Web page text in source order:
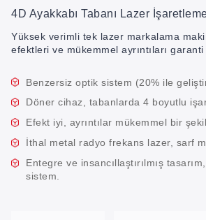
4D Ayakkabı Tabanı Lazer
Yüksek verimli tek lazer markalama
efektleri ve mükemmel ayrıntıları garanti
Benzersiz optik sistem (20% ile
Döner cihaz, tabanlarda 4 boyutlu
Efekt iyi, ayrıntılar mükemmel bir
İthal metal radyo frekans lazer, sarf
Entegre ve insancıllaştırılmış
sistem.